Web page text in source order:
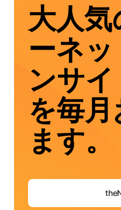
大人気
ーネ
ンサ
を毎
ます。